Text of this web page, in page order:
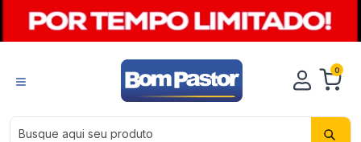
0
Busque aqui seu produto